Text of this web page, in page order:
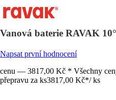
Vanová baterie RAVAK
Napsat první hodnocení
cenu — 3817,00 Kč * Všechny
přepravu za ks3817,00 Kč*/ ks